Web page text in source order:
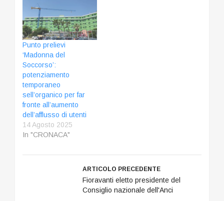
Punto prelievi
‘Madonna del
Soccorso’:
potenziamento
temporaneo
sell’organico per far
fronte all’aumento
dell’afflusso di utenti
14 Agosto 2025
In "CRONACA"
ARTICOLO PRECEDENTE
Fioravanti eletto presidente del
Consiglio nazionale dell'Anci